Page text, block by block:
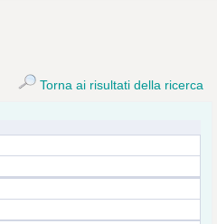
Torna ai risultati della ricerca